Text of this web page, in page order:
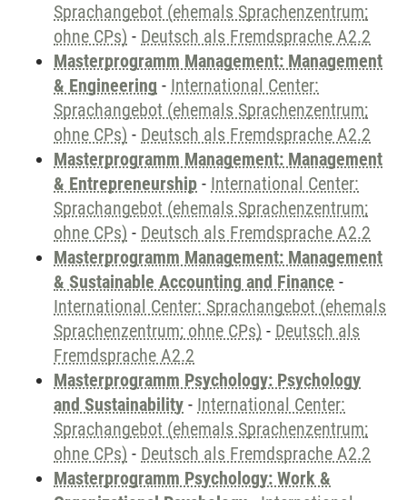
Sprachangebot (ehemals Sprachenzentrum;
ohne CPs) - Deutsch als Fremdsprache A2.2
Masterprogramm Management: Management
& Engineering - International Center:
Sprachangebot (ehemals Sprachenzentrum;
ohne CPs) - Deutsch als Fremdsprache A2.2
Masterprogramm Management: Management
& Entrepreneurship - International Center:
Sprachangebot (ehemals Sprachenzentrum;
ohne CPs) - Deutsch als Fremdsprache A2.2
Masterprogramm Management: Management
& Sustainable Accounting and Finance -
International Center: Sprachangebot (ehemals
Sprachenzentrum; ohne CPs) - Deutsch als
Fremdsprache A2.2
Masterprogramm Psychology: Psychology
and Sustainability - International Center:
Sprachangebot (ehemals Sprachenzentrum;
ohne CPs) - Deutsch als Fremdsprache A2.2
Masterprogramm Psychology: Work &